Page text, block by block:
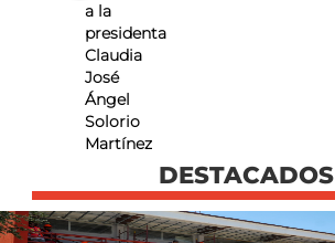
a la
presidenta
Claudia
José
Ángel
Solorio
Martínez
DESTACADOS